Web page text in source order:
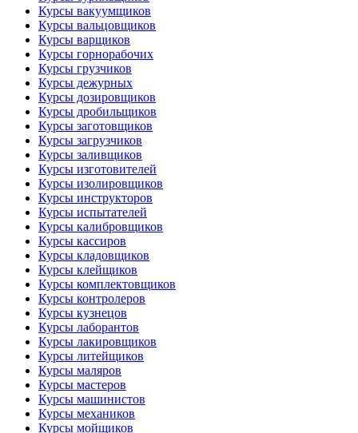
Курсы вакуумщиков
Курсы вальцовщиков
Курсы варщиков
Курсы горнорабочих
Курсы грузчиков
Курсы дежурных
Курсы дозировщиков
Курсы дробильщиков
Курсы заготовщиков
Курсы загрузчиков
Курсы заливщиков
Курсы изготовителей
Курсы изолировщиков
Курсы инструкторов
Курсы испытателей
Курсы калибровщиков
Курсы кассиров
Курсы кладовщиков
Курсы клейщиков
Курсы комплектовщиков
Курсы контролеров
Курсы кузнецов
Курсы лаборантов
Курсы лакировщиков
Курсы литейщиков
Курсы маляров
Курсы мастеров
Курсы машинистов
Курсы механиков
Курсы мойщиков